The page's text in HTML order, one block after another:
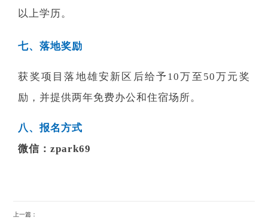
以上学历。
七、落地奖励
获奖项目落地雄安新区后给予10万至50万元奖
励，并提供两年免费办公和住宿场所。
八、报名方式
微信：zpark69
上一篇：